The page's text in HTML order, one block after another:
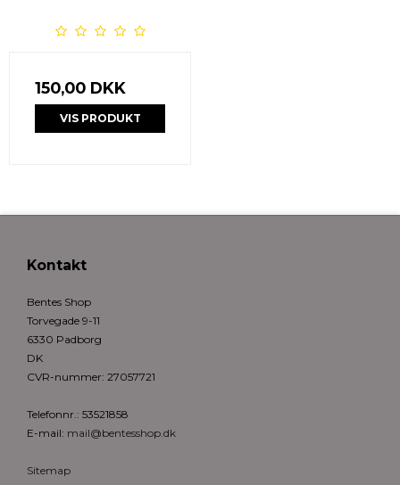
150,00 DKK
VIS PRODUKT
Kontakt
Bentes Shop
Torvegade 9-11
6330 Padborg
DK
CVR-nummer: 27057721
Telefonnr.: 53521858
E-mail: mail@bentesshop.dk
Sitemap